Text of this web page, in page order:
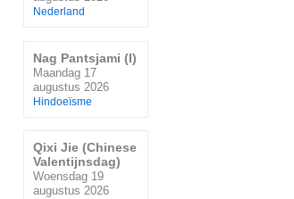
Nederland
Nag Pantsjami (I)
Maandag 17
augustus 2026
Hindoeïsme
Qixi Jie (Chinese
Valentijnsdag)
Woensdag 19
augustus 2026